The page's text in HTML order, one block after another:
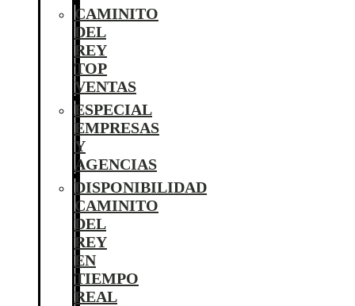
CAMINITO
DEL
REY
TOP
VENTAS
ESPECIAL
EMPRESAS
Y
AGENCIAS
DISPONIBILIDAD
CAMINITO
DEL
REY
EN
TIEMPO
REAL